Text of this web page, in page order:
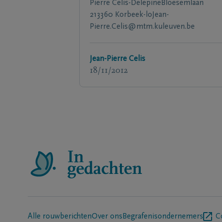
Pierre Celis-DelepineBloesemlaan
213360 Korbeek-loJean-
Pierre.Celis@mtm.kuleuven.be
Jean-Pierre Celis
18/11/2012
Alle rouwberichtenOver onsBegrafenisondernemers